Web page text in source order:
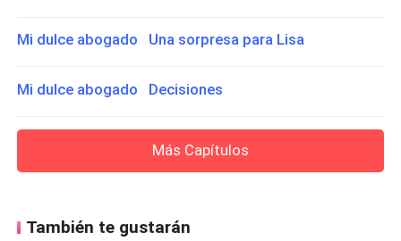
Mi dulce abogado Una sorpresa para Lisa
Mi dulce abogado Decisiones
Más Capítulos
También te gustarán